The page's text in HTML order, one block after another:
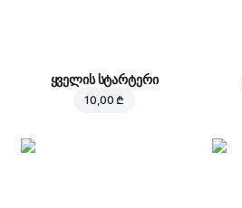
ყველის სტარტერი
10,00 ₾